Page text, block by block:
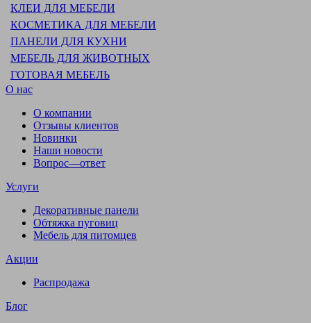
КЛЕИ ДЛЯ МЕБЕЛИ
КОСМЕТИКА ДЛЯ МЕБЕЛИ
ПАНЕЛИ ДЛЯ КУХНИ
МЕБЕЛЬ ДЛЯ ЖИВОТНЫХ
ГОТОВАЯ МЕБЕЛЬ
О нас
О компании
Отзывы клиентов
Новинки
Наши новости
Вопрос—ответ
Услуги
Декоративные панели
Обтяжка пуговиц
Мебель для питомцев
Акции
Распродажа
Блог